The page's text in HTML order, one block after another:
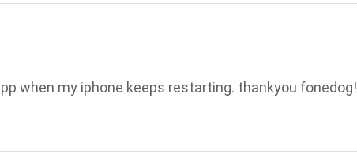
when my iphone keeps restarting. thankyou fonedog!